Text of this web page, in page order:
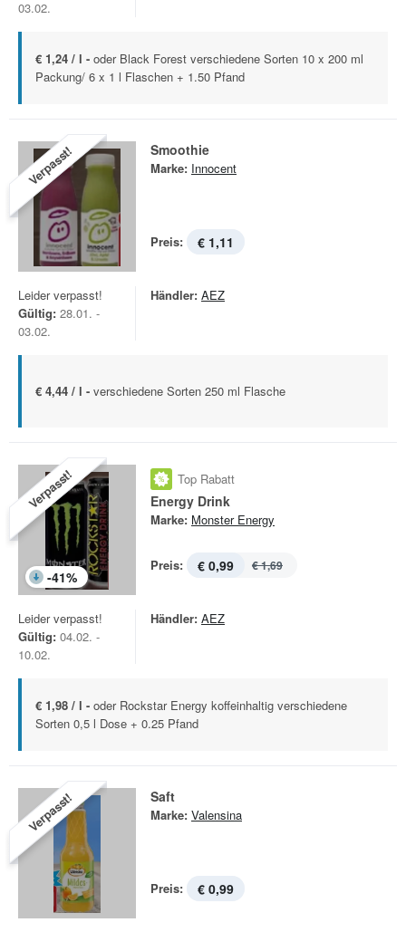
03.02.
€ 1,24 / l - oder Black Forest verschiedene Sorten 10 x 200 ml
Packung/ 6 x 1 l Flaschen + 1.50 Pfand
Verpasst! Smoothie
Marke: Innocent
Preis: € 1,11
Leider verpasst!
Gültig: 28.01. -
03.02.
Händler: AEZ
€ 4,44 / l - verschiedene Sorten 250 ml Flasche
Verpasst!
-41%
Top Rabatt
Energy Drink
Marke: Monster Energy
Preis: € 0,99 € 1,69
Leider verpasst!
Gültig: 04.02. -
10.02.
Händler: AEZ
€ 1,98 / l - oder Rockstar Energy koffeinhaltig verschiedene
Sorten 0,5 l Dose + 0.25 Pfand
Verpasst! Saft
Marke: Valensina
Preis: € 0,99